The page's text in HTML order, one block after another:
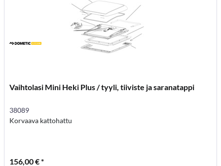
Vaihtolasi Mini Heki Plus / tyyli, tiiviste ja saranatappi
38089
Korvaava kattohattu
156,00 € *